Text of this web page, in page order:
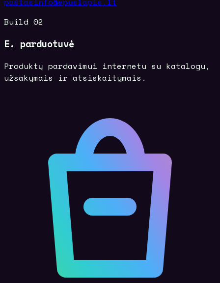
Build 02
E. parduotuvė
Produktų pardavimui internetu su katalogu,
užsakymais ir atsiskaitymais.